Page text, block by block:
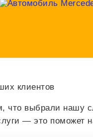
клиентов
что выбрали нашу
— это поможет